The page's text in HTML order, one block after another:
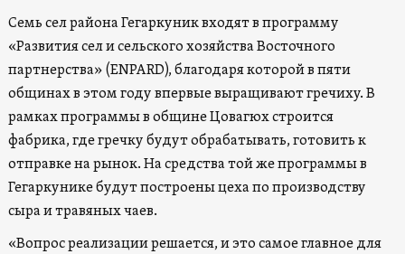
Семь сел района Гегаркуник входят в программу
«Развития сел и сельского хозяйства Восточного
партнерства» (ENPARD), благодаря которой в пяти
общинах в этом году впервые выращивают гречиху. В
рамках программы в общине Цовагюх строится
фабрика, где гречку будут обрабатывать, готовить к
отправке на рынок. На средства той же программы в
Гегаркунике будут построены цеха по производству
сыра и травяных чаев.
«Вопрос реализации решается, и это самое главное для